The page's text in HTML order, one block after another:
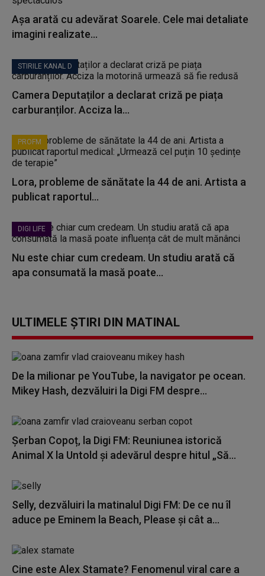
Așa arată cu adevărat Soarele. Cele mai detaliate
imagini realizate...
STIRILE KANAL D
Camera Deputaților a declarat criză pe piața
carburanților. Acciza la...
PROFM
Lora, probleme de sănătate la 44 de ani. Artista a
publicat raportul...
DIGI LIFE
Nu este chiar cum credeam. Un studiu arată că
apa consumată la masă poate...
ULTIMELE ȘTIRI DIN MATINAL
De la milionar pe YouTube, la navigator pe ocean.
Mikey Hash, dezvăluiri la Digi FM despre...
Șerban Copoț, la Digi FM: Reuniunea istorică
Animal X la Untold și adevărul despre hitul „Să...
Selly, dezvăluiri la matinalul Digi FM: De ce nu îl
aduce pe Eminem la Beach, Please și cât a...
Cine este Alex Stamate? Fenomenul viral care a